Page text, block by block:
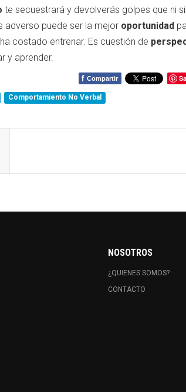
te secuestrará y devolverás golpes que ni
adverso puede ser la mejor oportunidad
costado entrenar. Es cuestión de
y aprender.
f Compartir
Comportamiento No Verbal
NOSOTROS
¿QUIENES SOMOS?
CONTACTO